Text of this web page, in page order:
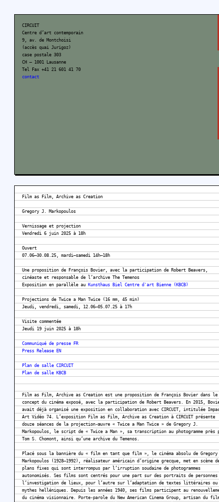
CIRCUIT
Centre d’art contemporain
9, av. de Montchoisi
(accès quai Jurigoz)
case postale 303
CH – 1001 Lausanne
Tel Fax +41 21 601 41 70
contact
Film as Film, Archive as Creation
Gregory J. Markopoulos
Vernissage et projection
Vendredi 6 juin 2025 à 18h
Ouvert
07.06–30.08.25, mardi–samedi 14h–18h
Une proposition de François Bovier, avec la participation de Robert Beavers,
cinéaste et responsable de l’archive The Temenos
Exposition en parallèle au Kunsthaus Biel Centre d'art Bienne (KBCB)
Projections de Twice a Man Twice (16 mm, 45 min)
Jeudi, vendredi, samedi, 12.06–05.07.25 à 17h
Visite commentée
Jeudi 19 juin 2025 à 18h
Communiqué de presse FR
Press Release EN
Plan de salle CIRCUIT
Plan de salle KBCB
Film as Film, Archive as Creation est une proposition de François Bovier dans le
concept du cinéma exposé, avec la participation de Robert Beavers. En 2015,
avait déjà organisé une exposition en collaboration avec CIRCUIT, intitulée
Art Vidéo 74. L’exposition Film as Film, Archive as Creation à CIRCUIT présente
douze séances de la projection-œuvre « Twice a Man Twice » de Gregory J.
Markopoulos, le script de « Twice a Man », sa transcription au photogramme près
Tom S. Chomont, ainsi qu’une archive du Temenos.
Placé sous la bannière du « film en tant que film », le cinéma absolu de
Markopoulos (1928–1992), réalisateur américain d’origine grecque, met en scène
plans fixes qui sont interrompus par l’irruption soudaine de photogrammes
autonomisés. Ses films sont centrés pour une part sur des portraits de personnes
l’investigation de lieux, pour l’autre sur l’adaptation de textes littéraires ou
mythes helléniques. Depuis les années 1940, ses films participent au
du cinéma visionnaire. Porte-parole du New American Cinema Group, artisan du